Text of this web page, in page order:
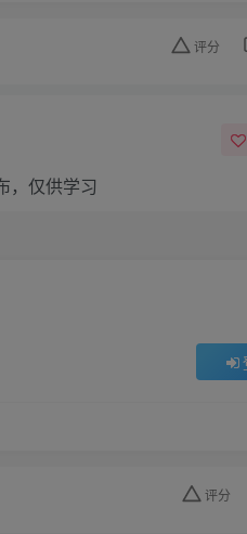
评分
，仅供学习
评分